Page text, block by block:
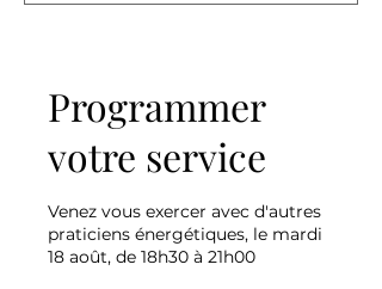
Programmer
votre service
Venez vous exercer avec d'autres
praticiens énergétiques, le mardi
18 août, de 18h30 à 21h00